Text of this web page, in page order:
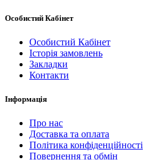
Особистий Кабінет
Особистий Кабінет
Історія замовлень
Закладки
Контакти
Інформація
Про нас
Доставка та оплата
Політика конфіденційності
Повернення та обмін